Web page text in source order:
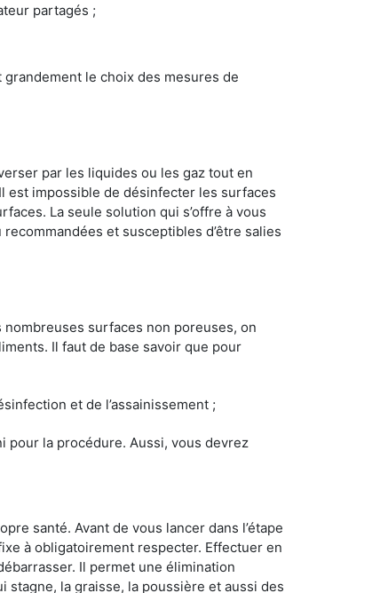
partagés ;
le choix des mesures de
par les liquides ou les gaz tout en
est impossible de désinfecter les surfaces
La seule solution qui s’offre à vous
et susceptibles d’être salies
surfaces non poreuses, on
Il faut de base savoir que pour
et de l’assainissement ;
pour la procédure. Aussi, vous devrez
santé. Avant de vous lancer dans l’étape
à obligatoirement respecter. Effectuer en
Il permet une élimination
stagne, la graisse, la poussière et aussi des